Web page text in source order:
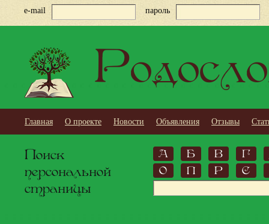
e-mail пароль
Главная О проекте Новости Объявления Отзывы
Поиск
персональной
страницы
А Б В
Г
О
П Р С